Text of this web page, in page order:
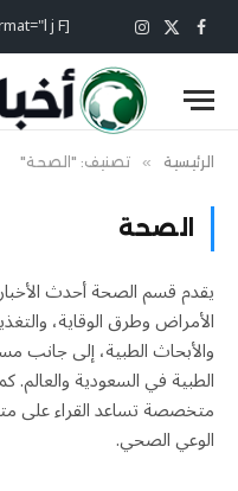
فيسبوك
X
(Twitter)
الانستغرام [current_date format="l j F"]
الرئيسية » تصنيف: "الصحة"
الصحة
يقدم قسم الصحة أحدث
الأمراض وطرق الوقاية،
والأبحاث الطبية، إلى جانب
الطبية في السعودية
متخصصة تساعد القراء على
الوعي الصحي.